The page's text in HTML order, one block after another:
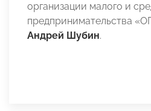
организации малого и
предпринимательства
Андрей Шубин.